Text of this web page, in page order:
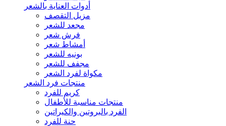
أدوات العناية بالشعر
مزيل التقصف
مجعد للشعر
فرش شعر
أمشاط شعر
بونيه للشعر
مجفف للشعر
مكواة لفرد الشعر
منتجات فرد الشعر
كريم للفرد
منتجات مناسبة للأطفال
الفرد بالبروتين والكيراتين
حنة للفرد